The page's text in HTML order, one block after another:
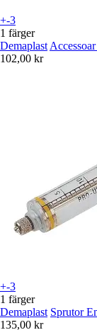
+-3
1 färger
Demaplast
102,00 kr
+-3
1 färger
Demaplast Sprutor
135,00 kr